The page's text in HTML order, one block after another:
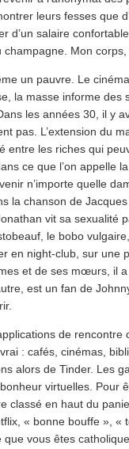
leurs fesses que
d’un salaire
Mon
un pauvre. Le
la masse informe des
les années 30, il y
pas. L’extension du
entre les riches qui
ce que l’on appelle
n’importe quelle
la chanson de
vit sa sexualité
le bobo
en night-club, sur une
et de ses mœurs, il
est un fan de
de rencontre
: cafés, cinémas,
alors de Tinder. Les
virtuelles. Pour
classé en haut du
« bonne bouffe »,
vous êtes